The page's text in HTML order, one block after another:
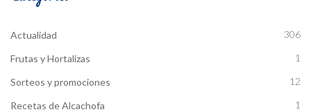
Actualidad 306
Frutas y Hortalizas 1
Sorteos y promociones 12
Recetas de Alcachofa 1